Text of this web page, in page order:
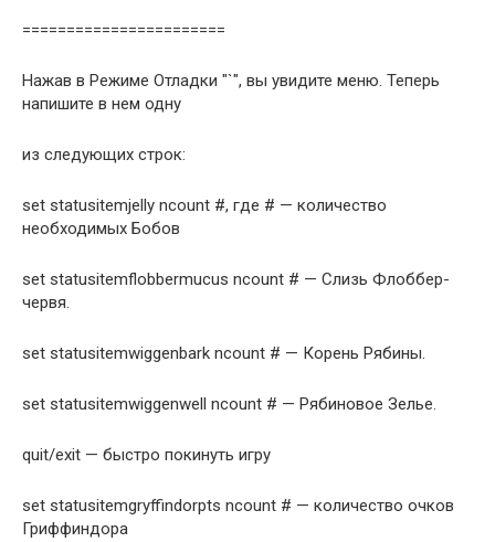
=======================
Нажав в Режиме Отладки "`", вы увидите меню. Теперь
напишите в нем одну
из следующих строк:
set statusitemjelly ncount #, где # — количество
необходимых Бобов
set statusitemflobbermucus ncount # — Слизь Флоббер-
червя.
set statusitemwiggenbark ncount # — Корень Рябины.
set statusitemwiggenwell ncount # — Рябиновое Зелье.
quit/exit — быстро покинуть игру
set statusitemgryffindorpts ncount # — количество очков
Гриффиндора